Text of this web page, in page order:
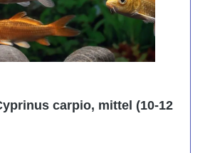
carpio, mittel (10-12